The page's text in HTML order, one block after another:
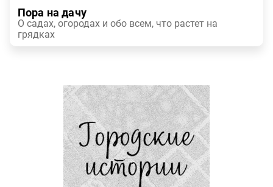
Пора на дачу
О садах, огородах и обо всем, что растет на
грядках